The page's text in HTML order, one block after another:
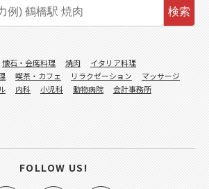
検索
懐石・会席料理 焼肉
イタリア料理
喫茶・カフェ リラクゼーション
マッサージ
内科 小児科 動物病院
会計事務所
FOLLOW US!